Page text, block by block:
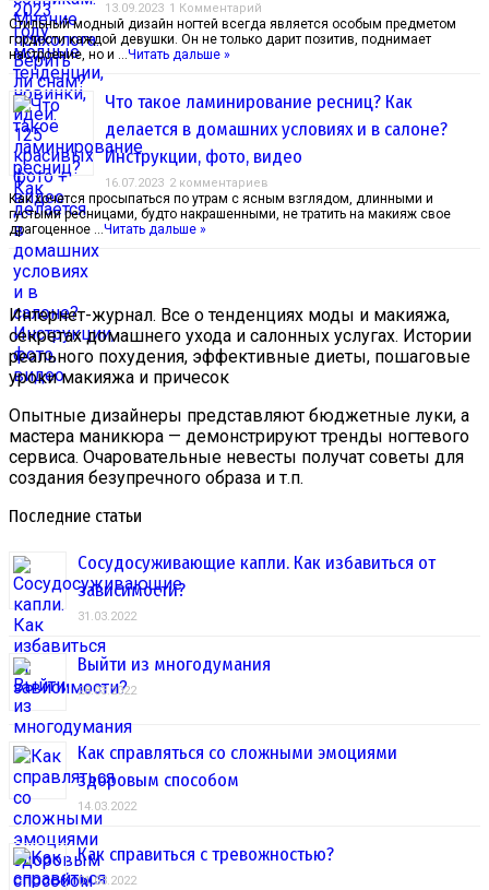
13.09.2023 1 Комментарий
Стильный модный дизайн ногтей всегда является особым предметом
гордости каждой девушки. Он не только дарит позитив, поднимает
настроение, но и …Читать дальше »
Что такое ламинирование ресниц? Как
делается в домашних условиях и в салоне?
Инструкции, фото, видео
16.07.2023 2 комментариев
Как хочется просыпаться по утрам с ясным взглядом, длинными и
густыми ресницами, будто накрашенными, не тратить на макияж свое
драгоценное …Читать дальше »
Интернет-журнал. Все о тенденциях моды и макияжа,
секретах домашнего ухода и салонных услугах. Истории
реального похудения, эффективные диеты, пошаговые
уроки макияжа и причесок
Опытные дизайнеры представляют бюджетные луки, а
мастера маникюра — демонстрируют тренды ногтевого
сервиса. Очаровательные невесты получат советы для
создания безупречного образа и т.п.
Последние статьи
Сосудосуживающие капли. Как избавиться от
зависимости?
31.03.2022
Выйти из многодумания
28.03.2022
Как справляться со сложными эмоциями
здоровым способом
14.03.2022
Как справиться с тревожностью?
01.03.2022